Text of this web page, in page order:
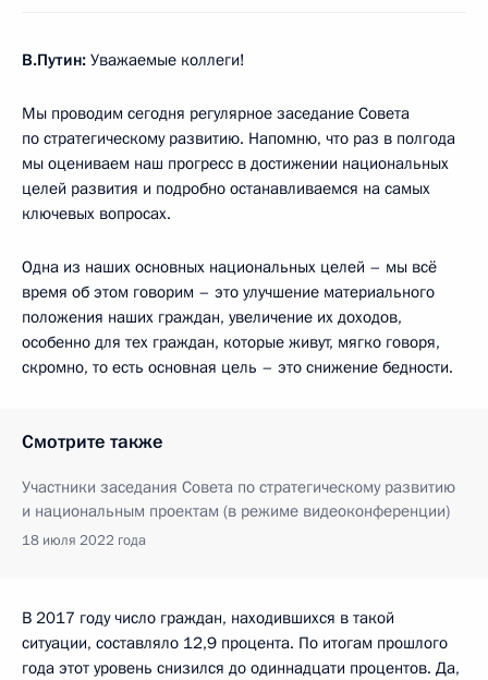
В.Путин: Уважаемые коллеги!
Мы проводим сегодня регулярное заседание Совета
по стратегическому развитию. Напомню, что раз в полгода
мы оцениваем наш прогресс в достижении национальных
целей развития и подробно останавливаемся на самых
ключевых вопросах.
Одна из наших основных национальных целей – мы всё
время об этом говорим – это улучшение материального
положения наших граждан, увеличение их доходов,
особенно для тех граждан, которые живут, мягко говоря,
скромно, то есть основная цель – это снижение бедности.
Смотрите также
Участники заседания Совета по стратегическому развитию
и национальным проектам (в режиме видеоконференции)
18 июля 2022 года
В 2017 году число граждан, находившихся в такой
ситуации, составляло 12,9 процента. По итогам прошлого
года этот уровень снизился до одиннадцати процентов. Да,